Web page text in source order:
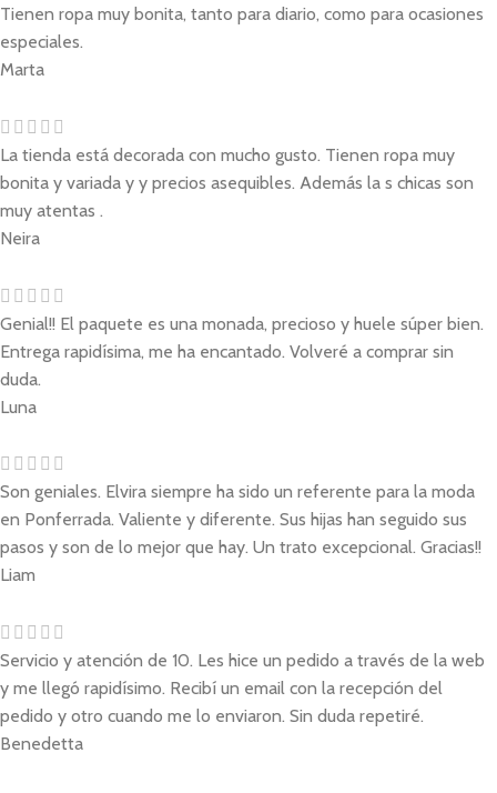
Tienen ropa muy bonita, tanto para diario, como para ocasiones
especiales.
Marta
La tienda está decorada con mucho gusto. Tienen ropa muy
bonita y variada y y precios asequibles. Además la s chicas son
muy atentas .
Neira
Genial!! El paquete es una monada, precioso y huele súper bien.
Entrega rapidísima, me ha encantado. Volveré a comprar sin
duda.
Luna
Son geniales. Elvira siempre ha sido un referente para la moda
en Ponferrada. Valiente y diferente. Sus hijas han seguido sus
pasos y son de lo mejor que hay. Un trato excepcional. Gracias!!
Liam
Servicio y atención de 10. Les hice un pedido a través de la web
y me llegó rapidísimo. Recibí un email con la recepción del
pedido y otro cuando me lo enviaron. Sin duda repetiré.
Benedetta